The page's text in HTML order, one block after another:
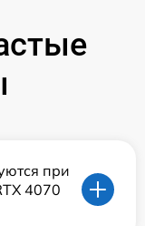
при
4070